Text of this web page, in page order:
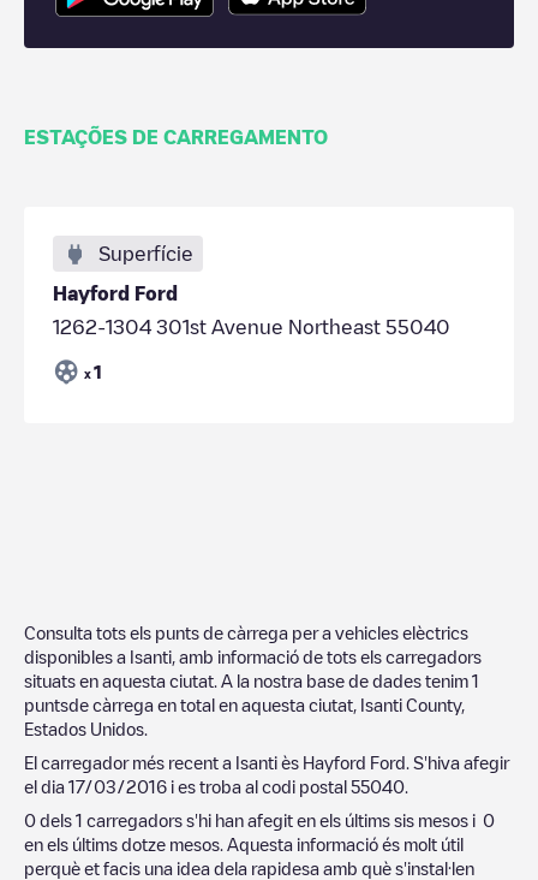
ESTAÇÕES DE CARREGAMENTO
Superfície
Hayford Ford
1262-1304 301st Avenue Northeast 55040
x 1
Consulta tots els punts de càrrega per a vehicles elèctrics
disponibles a Isanti , amb informació de tots els carregadors
situats en aquesta ciutat. A la nostra base de dades tenim 1
puntsde càrrega en total en aquesta ciutat, Isanti County,
Estados Unidos
El carregador més recent a Isanti ès Hayford Ford . S'hiva afegir
el dia 17/03/2016 i es troba al codi postal 55040
0 dels 1 carregadors s'hi han afegit en els últims sis mesos i 0
en els últims dotze mesos. Aquesta informació és molt útil
perquè et facis una idea dela rapidesa amb què s'instal·len